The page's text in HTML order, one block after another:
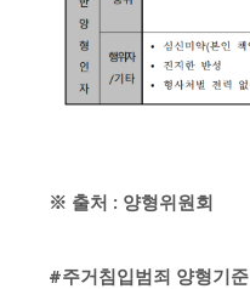
※ 출처 : 양형위원회
#주거침입범죄 양형기준